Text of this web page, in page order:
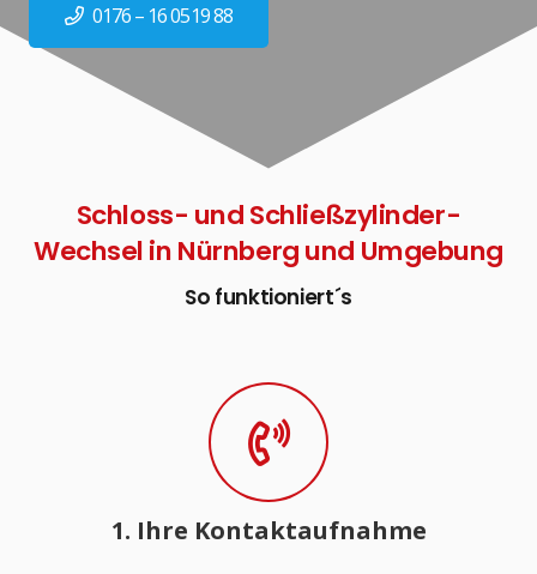
0176 – 16 0519 88
Schloss- und Schließzylinder-
Wechsel in Nürnberg und Umgebung
So funktioniert´s
1. Ihre Kontaktaufnahme